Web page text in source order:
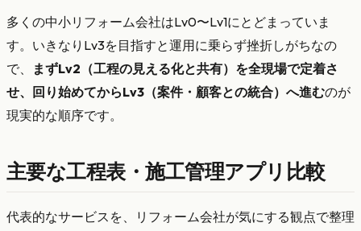
多くの中小リフォーム会社はLv0〜Lv1にとどまっていま
す。いきなりLv3を目指すと運用に乗らず挫折しがちなの
で、
まずLv2（工程の見える化と共有）を全現場で定着さ
せ、回り始めてからLv3（案件・顧客との統合）へ進むのが
現実的な順序です。
主要な工程表・施工管理アプリ比較
代表的なサービスを、リフォーム会社が気にする観点で整理